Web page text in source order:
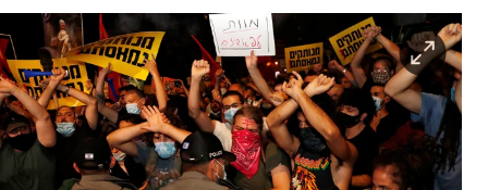
berlin
nord
wahrheit
verlag